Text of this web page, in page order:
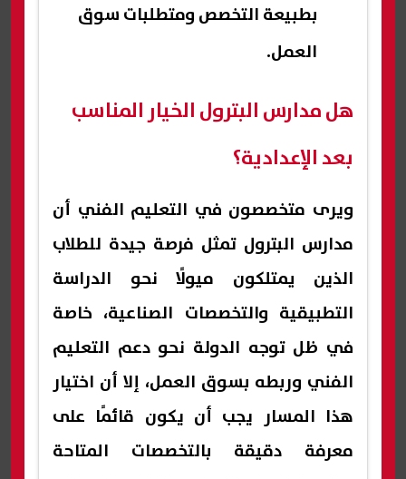
بطبيعة التخصص ومتطلبات سوق
العمل.
هل مدارس البترول الخيار المناسب
بعد الإعدادية؟
ويرى متخصصون في التعليم الفني أن
مدارس البترول تمثل فرصة جيدة للطلاب
الذين يمتلكون ميولًا نحو الدراسة
التطبيقية والتخصصات الصناعية، خاصة
في ظل توجه الدولة نحو دعم التعليم
الفني وربطه بسوق العمل، إلا أن اختيار
هذا المسار يجب أن يكون قائمًا على
معرفة دقيقة بالتخصصات المتاحة